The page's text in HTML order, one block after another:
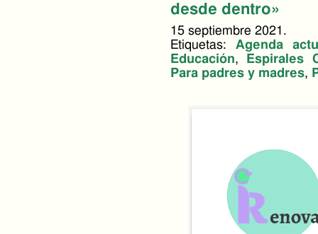
desde dentro»
15 septiembre 2021.
Etiquetas: Agenda
Educación,
Espirales
Para padres y madres,